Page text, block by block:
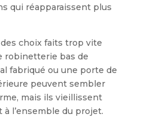
qui réapparaissent plus
choix faits trop vite
robinetterie bas de
fabriqué ou une porte de
peuvent sembler
mais ils vieillissent
l’ensemble du projet.